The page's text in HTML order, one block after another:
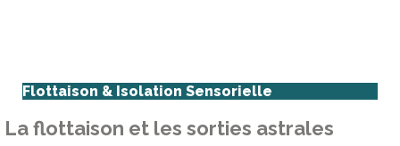
Flottaison & Isolation Sensorielle
La flottaison et les sorties astrales